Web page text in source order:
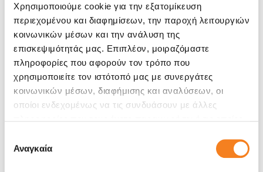
Χρησιμοποιούμε cookie για την εξατομίκευση
περιεχομένου και διαφημίσεων, την παροχή λειτουργιών
κοινωνικών μέσων και την ανάλυση της
επισκεψιμότητάς μας. Επιπλέον, μοιραζόμαστε
πληροφορίες που αφορούν τον τρόπο που
χρησιμοποιείτε τον ιστότοπό μας με συνεργάτες
κοινωνικών μέσων, διαφήμισης και αναλύσεων, οι
οποίοι ενδεχομένως να τις συνδυάσουν με άλλες
των υπηρεσιών τους.
συγκατάθεσης
Αναγκαία